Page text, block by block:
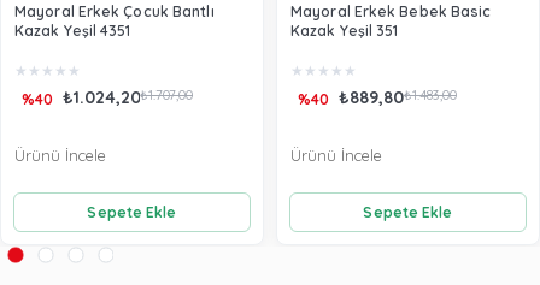
Mayoral Erkek Çocuk Bantlı
Kazak Yeşil 4351
★ ★ ★ ★ ★
₺1.024,20₺1.707,00
%40
Sepete Ekle
Ürünü İncele
Mayoral Erkek Bebek Basic
Kazak Yeşil 351
★ ★ ★ ★ ★
₺889,80₺1.483,00
%40
Sepete Ekle
Ürünü İncele